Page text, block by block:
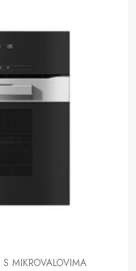
S MIKROVALOVIMA